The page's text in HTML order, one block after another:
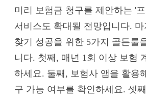
미리 보험금 청구를 제안하는 '
서비스도 확대될 전망입니다.
찾기 성공을 위한 5가지 골든룰
니다. 첫째, 매년 1회 이상 보험
하세요. 둘째, 보험사 앱을 활용
구 가능 여부를 확인하세요. 셋